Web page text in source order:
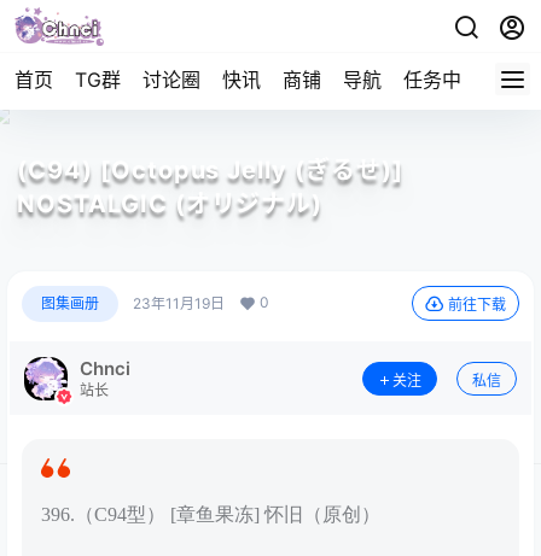
首页 TG群 讨论圈 快讯 商铺 导航 任务中心 帮助
(C94) [Octopus Jelly (ぎるせ)]
NOSTALGIC (オリジナル)
图集画册 23年11月19日 0 前往下载
Chnci
站长
关注 私信
396.（C94型） [章鱼果冻] 怀旧（原创）